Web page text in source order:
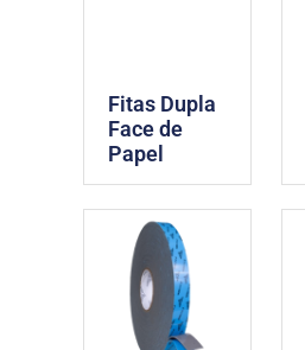
Fitas Dupla
Face de
Papel